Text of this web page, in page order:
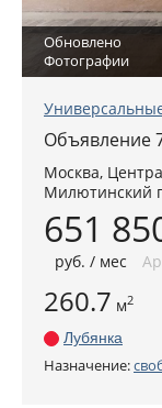
Обновлено
Фотографии
Объявление
Москва,
Милютинский
651
руб. / мес
260.7 м2
Лубянка
Назначение: